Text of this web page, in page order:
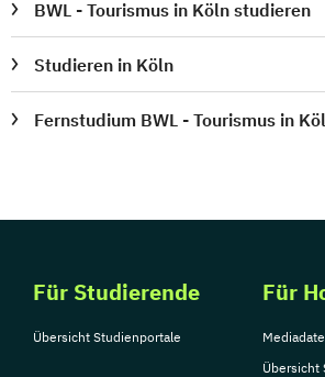
BWL - Tourismus in Köln studieren
Studieren in Köln
Fernstudium BWL - Tourismus in
Für Studierende
Übersicht Studienportale
Für
Übersicht